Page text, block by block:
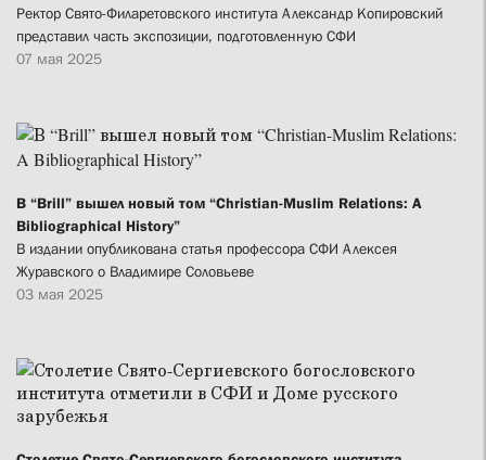
Ректор Свято-Филаретовского института Александр Копировский
представил часть экспозиции, подготовленную СФИ
07 мая 2025
В “Brill” вышел новый том “Christian-Muslim Relations: A
Bibliographical History”
В издании опубликована статья профессора СФИ Алексея
Журавского о Владимире Соловьеве
03 мая 2025